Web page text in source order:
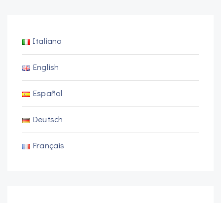
Italiano
English
Español
Deutsch
Français